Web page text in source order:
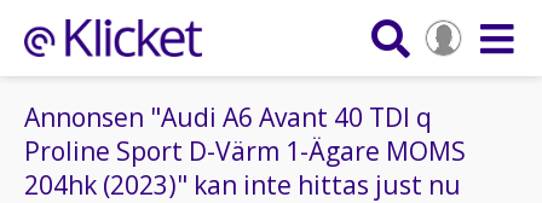
Annonsen "Audi A6 Avant 40 TDI q
Proline Sport D-Värm 1-Ägare MOMS
204hk (2023)" kan inte hittas just nu